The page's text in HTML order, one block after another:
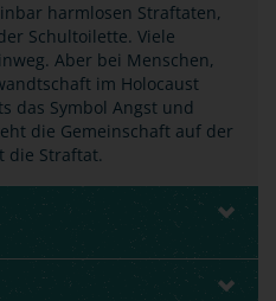
harmlosen Straftaten,
Schultoilette. Viele
Aber bei Menschen,
im Holocaust
das Symbol Angst und
die Gemeinschaft auf der
die Straftat.